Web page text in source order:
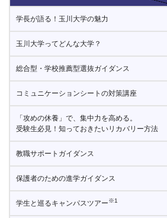
学長が語る！玉川大学の魅力
玉川大学ってどんな大学？
総合型・学校推薦型選抜ガイダンス
コミュニケーションシートの対策講座
「攻めの休養」で、集中力を高める。
受験生必見！知っておきたいリカバリー方法
教職サポートガイダンス
保護者のための進学ガイダンス
学生と巡るキャンパスツアー※1